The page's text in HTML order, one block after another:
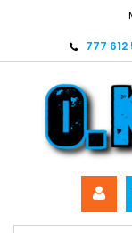
777 612